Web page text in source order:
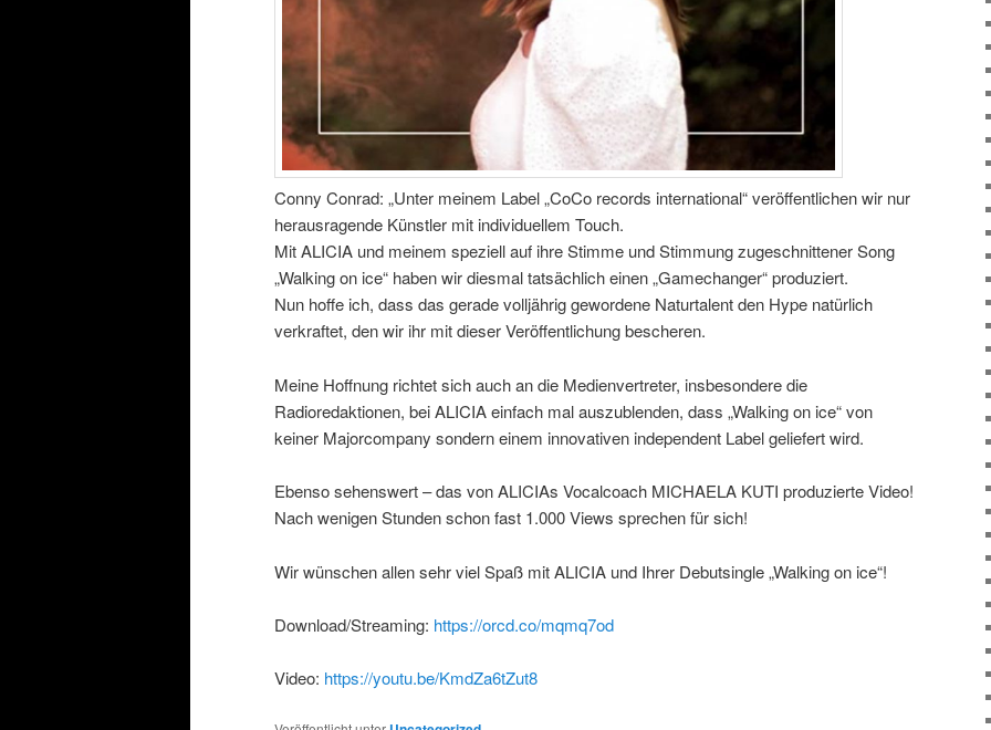
Conny Conrad: „Unter meinem Label „CoCo records international“ veröffentlichen wir nur
herausragende Künstler mit individuellem Touch.
Mit ALICIA und meinem speziell auf ihre Stimme und Stimmung zugeschnittener Song
„Walking on ice“ haben wir diesmal tatsächlich einen „Gamechanger“ produziert.
Nun hoffe ich, dass das gerade volljährig gewordene Naturtalent den Hype natürlich
verkraftet, den wir ihr mit dieser Veröffentlichung bescheren.
Meine Hoffnung richtet sich auch an die Medienvertreter, insbesondere die
Radioredaktionen, bei ALICIA einfach mal auszublenden, dass „Walking on ice“ von
keiner Majorcompany sondern einem innovativen independent Label geliefert wird.
Ebenso sehenswert – das von ALICIAs Vocalcoach MICHAELA KUTI produzierte Video!
Nach wenigen Stunden schon fast 1.000 Views sprechen für sich!
Wir wünschen allen sehr viel Spaß mit ALICIA und Ihrer Debutsingle „Walking on ice“!
Download/Streaming: https://orcd.co/mqmq7od
Video: https://youtu.be/KmdZa6tZut8